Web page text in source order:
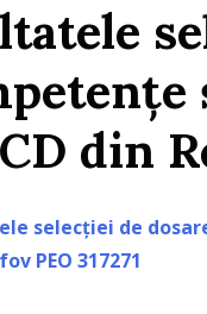
din
selecției de
PEO 317271